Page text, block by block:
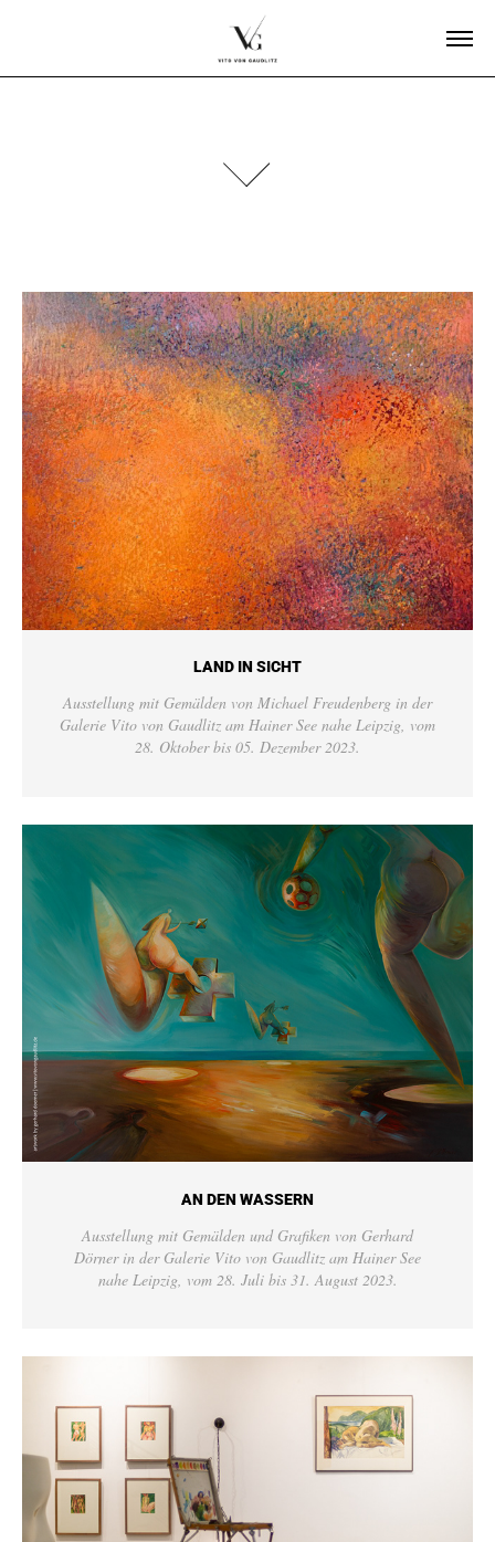
LAND IN SICHT
Ausstellung mit Gemälden von Michael Freudenberg in der
Galerie Vito von Gaudlitz am Hainer See nahe Leipzig, vom
28. Oktober bis 05. Dezember 2023.
AN DEN WASSERN
Ausstellung mit Gemälden und Grafiken von Gerhard
Dörner in der Galerie Vito von Gaudlitz am Hainer See
nahe Leipzig, vom 28. Juli bis 31. August 2023.